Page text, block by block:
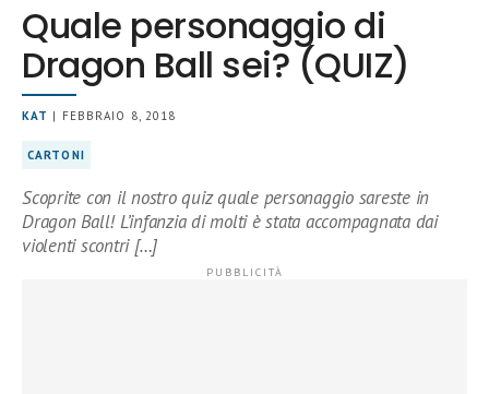
Quale personaggio di
Dragon Ball sei? (QUIZ)
KAT | FEBBRAIO 8, 2018
CARTONI
Scoprite con il nostro quiz quale personaggio sareste in
Dragon Ball! L’infanzia di molti è stata accompagnata dai
violenti scontri […]